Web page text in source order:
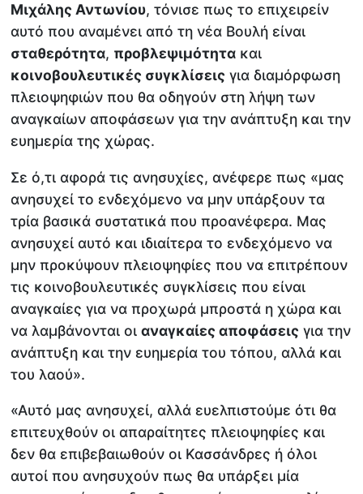
Μιχάλης Αντωνίου, τόνισε πως το επιχειρείν
αυτό που αναμένει από τη νέα Βουλή είναι
σταθερότητα, προβλεψιμότητα και
κοινοβουλευτικές συγκλίσεις για διαμόρφωση
πλειοψηφιών που θα οδηγούν στη λήψη των
αναγκαίων αποφάσεων για την ανάπτυξη και την
ευημερία της χώρας.
Σε ό,τι αφορά τις ανησυχίες, ανέφερε πως «μας
ανησυχεί το ενδεχόμενο να μην υπάρξουν τα
τρία βασικά συστατικά που προανέφερα. Μας
ανησυχεί αυτό και ιδιαίτερα το ενδεχόμενο να
μην προκύψουν πλειοψηφίες που να επιτρέπουν
τις κοινοβουλευτικές συγκλίσεις που είναι
αναγκαίες για να προχωρά μπροστά η χώρα και
να λαμβάνονται οιαναγκαίες αποφάσεις για την
ανάπτυξη και την ευημερία του τόπου, αλλά και
του λαού».
«Αυτό μας ανησυχεί, αλλά ευελπιστούμε ότι θα
επιτευχθούν οι απαραίτητες πλειοψηφίες και
δεν θα επιβεβαιωθούν οι Κασσάνδρες ή όλοι
αυτοί που ανησυχούν πως θα υπάρξει μία